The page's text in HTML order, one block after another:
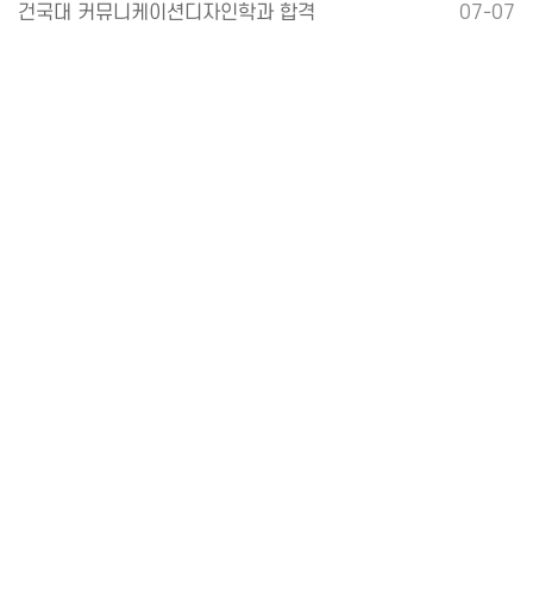
건국대 커뮤니케이션디자인학과 합격 07-07